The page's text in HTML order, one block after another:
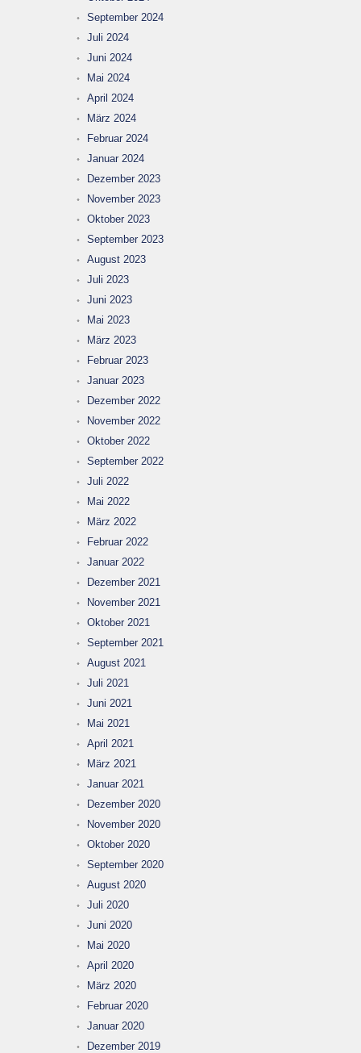
September 2024
Juli 2024
Juni 2024
Mai 2024
April 2024
März 2024
Februar 2024
Januar 2024
Dezember 2023
November 2023
Oktober 2023
September 2023
August 2023
Juli 2023
Juni 2023
Mai 2023
März 2023
Februar 2023
Januar 2023
Dezember 2022
November 2022
Oktober 2022
September 2022
Juli 2022
Mai 2022
März 2022
Februar 2022
Januar 2022
Dezember 2021
November 2021
Oktober 2021
September 2021
August 2021
Juli 2021
Juni 2021
Mai 2021
April 2021
März 2021
Januar 2021
Dezember 2020
November 2020
Oktober 2020
September 2020
August 2020
Juli 2020
Juni 2020
Mai 2020
April 2020
März 2020
Februar 2020
Januar 2020
Dezember 2019